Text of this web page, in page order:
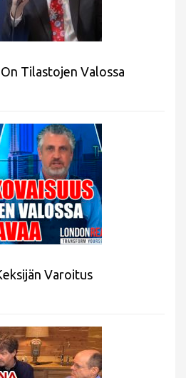
Tilastojen Valossa
Varoitus